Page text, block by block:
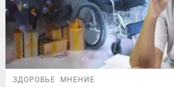
ЗДОРОВЬЕ МНЕНИЕ